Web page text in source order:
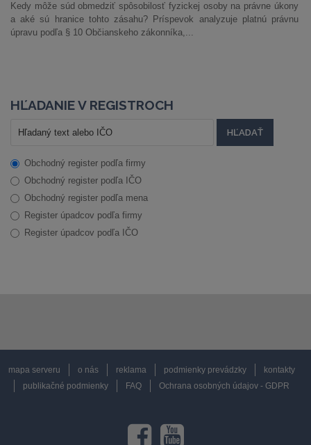
Kedy môže súd obmedziť spôsobilosť fyzickej osoby na právne úkony
a aké sú hranice tohto zásahu? Príspevok analyzuje platnú právnu
úpravu podľa § 10 Občianskeho zákonníka,...
HĽADANIE V REGISTROCH
Obchodný register podľa firmy
Obchodný register podľa IČO
Obchodný register podľa mena
Register úpadcov podľa firmy
Register úpadcov podľa IČO
mapa serveru o nás reklama podmienky prevádzky
kontakty
publikačné podmienky
FAQ Ochrana osobných údajov - GDPR